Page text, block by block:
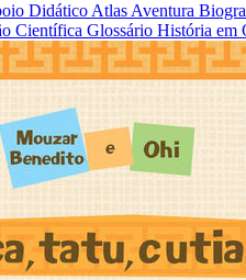
DidáticoAtlasAventura
Científica Glossário História em